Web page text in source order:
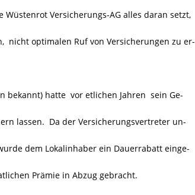
Versicherungs-AG alles daran setzt,
optimalen Ruf von Versicherungen zu er-
bekannt) hatte vor etlichen Jahren sein Ge-
lassen. Da der Versicherungsvertreter un-
dem Lokalinhaber ein Dauerrabatt einge-
Prämie in Abzug gebracht.